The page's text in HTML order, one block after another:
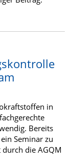
in
Bereits
Seminar zu
die AGQM